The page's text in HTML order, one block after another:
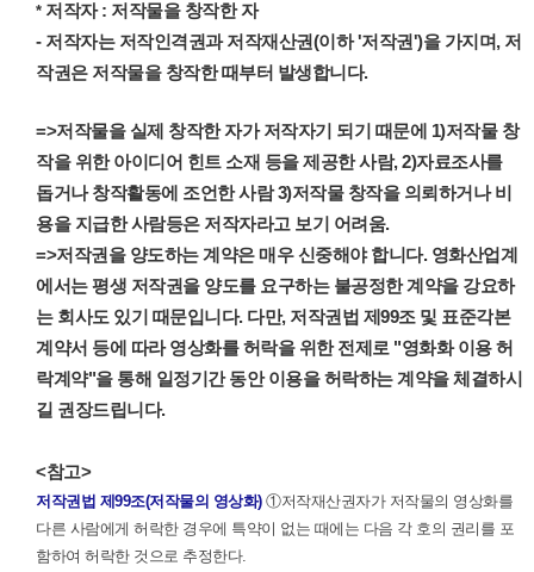
* 저작자 : 저작물을 창작한 자
- 저작자는 저작인격권과 저작재산권(이하 '저작권')을 가지며, 저
작권은 저작물을 창작한 때부터 발생합니다.
=>저작물을 실제 창작한 자가 저작자기 되기 때문에 1)저작물 창
작을 위한 아이디어 힌트 소재 등을 제공한 사람, 2)자료조사를
돕거나 창작활동에 조언한 사람 3)저작물 창작을 의뢰하거나 비
용을 지급한 사람등은 저작자라고 보기 어려움.
=>저작권을 양도하는 계약은 매우 신중해야 합니다. 영화산업계
에서는 평생 저작권을 양도를 요구하는 불공정한 계약을 강요하
는 회사도 있기 때문입니다. 다만, 저작권법 제99조 및 표준각본
계약서 등에 따라 영상화를 허락을 위한 전제로 "영화화 이용 허
락계약"을 통해 일정기간 동안 이용을 허락하는 계약을 체결하시
길 권장드립니다.
<참고>
저작권법 제99조(저작물의 영상화) ①저작재산권자가 저작물의 영상화를
다른 사람에게 허락한 경우에 특약이 없는 때에는 다음 각 호의 권리를 포
함하여 허락한 것으로 추정한다.